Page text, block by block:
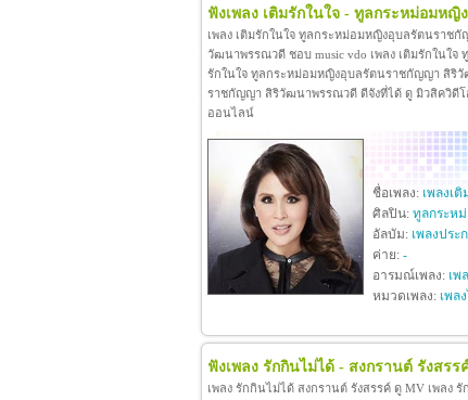
ฟังเพลง เติมรักในใจ - ทูลกระหม่อม
เพลง เติมรักในใจ ทูลกระหม่อมหญิงอุบลรัตนรา
วัฒนาพรรณวดี ชอบ music vdo เพลง เติมรักในใ
รักในใจ ทูลกระหม่อมหญิงอุบลรัตนราชกัญญา สิริ
ราชกัญญา สิริวัฒนาพรรณวดี ดีจังที่ได้ ดู มิวสิควิดี
ออนไลน์
ชื่อเพลง: เพลงเ
ศิลปิน: ทูลกระห
อัลบัม: เพลงประ
ค่าย: -
อารมณ์เพลง: เพ
หมวดเพลง: เพล
ฟังเพลง รักกินไม่ได้ - สงกรานต์ รังสรร
เพลง รักกินไม่ได้ สงกรานต์ รังสรรค์ ดู MV เพลง